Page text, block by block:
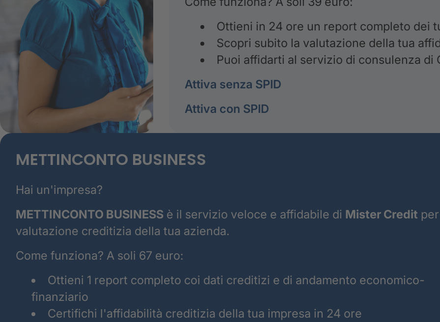
Ottieni in 24 ore un report completo dei
Scopri subito la valutazione della tua
Puoi affidarti al servizio di consulenza di
Attiva senza SPID
Attiva con SPID
METTINCONTO BUSINESS
Hai un'impresa?
METTINCONTO BUSINESS è il servizio veloce e affidabile di Mister Credit
valutazione creditizia della tua azienda.
Come funziona? A soli 67 euro:
Ottieni 1 report completo coi dati creditizi e di andamento economico-
finanziario
Certifichi l'affidabilità creditizia della tua impresa in 24 ore